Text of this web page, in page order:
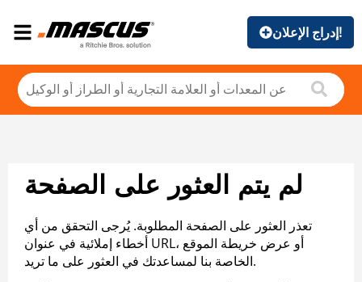
إدراج الإعلان!
لم يتم العثور على الصفحة
تعذر العثور على الصفحة المطلوبة. يُرجى التحقق من أي
أخطاء إملائية في عنوان URL، أو عرض خريطة الموقع
الخاصة بنا لمساعدتك في العثور على ما تريد.